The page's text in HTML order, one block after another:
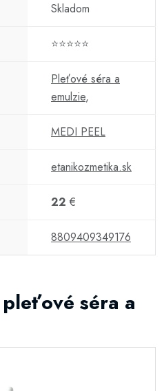
Skladom
⭐⭐⭐⭐⭐
Pleťové séra a
emulzie,
MEDI PEEL
etanikozmetika.sk
22 €
8809409349176
séra a